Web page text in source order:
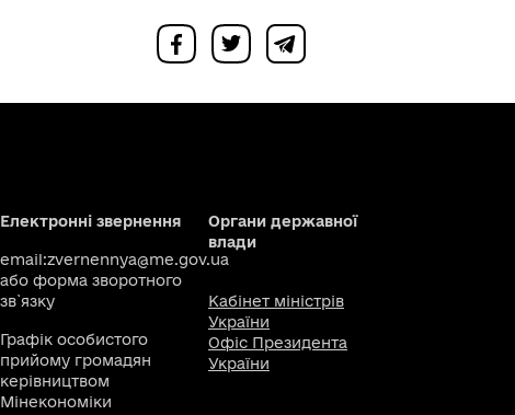
Електронні звернення
email:zvernennya@me.gov.ua
або форма зворотного
зв`язку
Графік особистого
прийому громадян
керівництвом
Мінекономіки
Органи державної
влади
Кабінет міністрів
України
Офіс Президента
України